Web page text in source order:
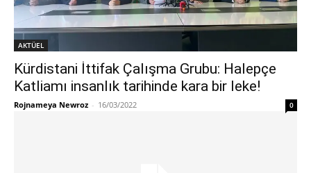
AKTÜEL
Kürdistani İttifak Çalışma Grubu: Halepçe
Katliamı insanlık tarihinde kara bir leke!
Rojnameya Newroz - 16/03/2022 0